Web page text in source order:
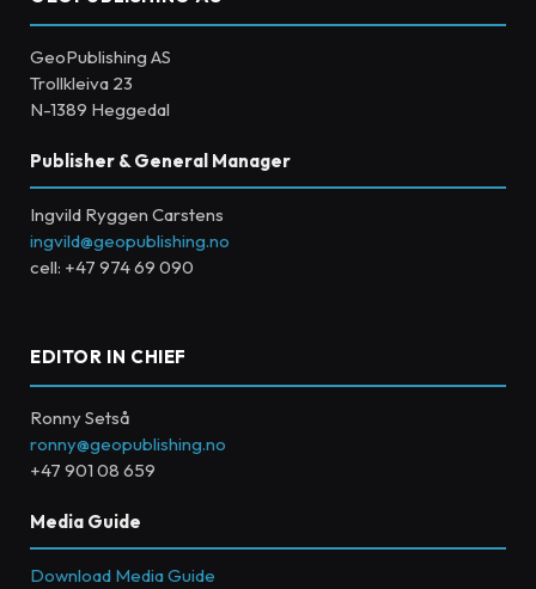
GeoPublishing AS
Trollkleiva 23
N-1389 Heggedal
Publisher & General Manager
Ingvild Ryggen Carstens
ingvild@geopublishing.no
cell: +47 974 69 090
EDITOR IN CHIEF
Ronny Setså
ronny@geopublishing.no
+47 901 08 659
Media Guide
Download Media Guide